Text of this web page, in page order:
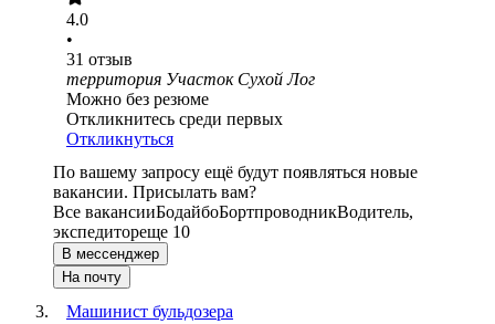
4.0
•
31 отзыв
территория Участок Сухой Лог
Можно без резюме
Откликнитесь среди первых
Откликнуться
По вашему запросу ещё будут появляться новые
вакансии. Присылать вам?
Все вакансииБодайбоБортпроводникВодитель,
экспедитореще 10
В мессенджер
На почту
Машинист бульдозера